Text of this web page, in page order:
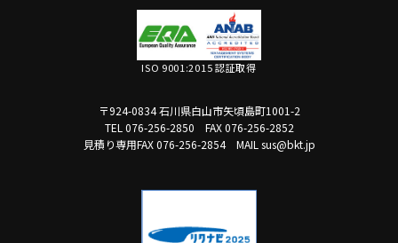
ISO 9001:2015 認証取得
〒924-0834 石川県白山市矢頃島町1001-2
TEL 076-256-2850
FAX 076-256-2852
見積り専用FAX 076-256-2854
MAIL sus@bkt.jp